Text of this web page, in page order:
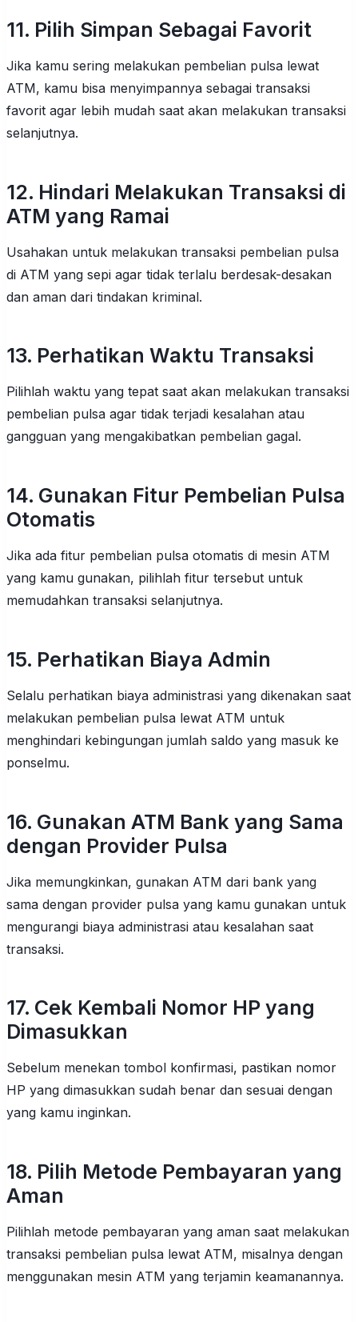
11. Pilih Simpan Sebagai Favorit
Jika kamu sering melakukan pembelian pulsa lewat
ATM, kamu bisa menyimpannya sebagai transaksi
favorit agar lebih mudah saat akan melakukan transaksi
selanjutnya.
12. Hindari Melakukan Transaksi di
ATM yang Ramai
Usahakan untuk melakukan transaksi pembelian pulsa
di ATM yang sepi agar tidak terlalu berdesak-desakan
dan aman dari tindakan kriminal.
13. Perhatikan Waktu Transaksi
Pilihlah waktu yang tepat saat akan melakukan transaksi
pembelian pulsa agar tidak terjadi kesalahan atau
gangguan yang mengakibatkan pembelian gagal.
14. Gunakan Fitur Pembelian Pulsa
Otomatis
Jika ada fitur pembelian pulsa otomatis di mesin ATM
yang kamu gunakan, pilihlah fitur tersebut untuk
memudahkan transaksi selanjutnya.
15. Perhatikan Biaya Admin
Selalu perhatikan biaya administrasi yang dikenakan saat
melakukan pembelian pulsa lewat ATM untuk
menghindari kebingungan jumlah saldo yang masuk ke
ponselmu.
16. Gunakan ATM Bank yang Sama
dengan Provider Pulsa
Jika memungkinkan, gunakan ATM dari bank yang
sama dengan provider pulsa yang kamu gunakan untuk
mengurangi biaya administrasi atau kesalahan saat
transaksi.
17. Cek Kembali Nomor HP yang
Dimasukkan
Sebelum menekan tombol konfirmasi, pastikan nomor
HP yang dimasukkan sudah benar dan sesuai dengan
yang kamu inginkan.
18. Pilih Metode Pembayaran yang
Aman
Pilihlah metode pembayaran yang aman saat melakukan
transaksi pembelian pulsa lewat ATM, misalnya dengan
menggunakan mesin ATM yang terjamin keamanannya.